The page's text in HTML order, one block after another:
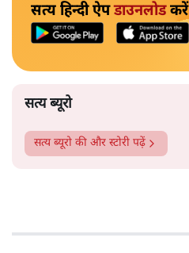
सत्य हिन्दी ऐपडाउनलोडकरें
सत्य ब्यूरो
सत्य ब्यूरो की और स्टोरी पढ़ें